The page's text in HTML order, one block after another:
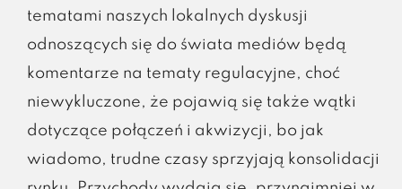
tematami naszych lokalnych dyskusji
odnoszących się do świata mediów będą
komentarze na tematy regulacyjne, choć
niewykluczone, że pojawią się także wątki
dotyczące połączeń i akwizycji, bo jak
wiadomo, trudne czasy sprzyjają konsolidacji